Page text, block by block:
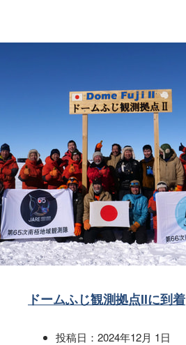
ドームふじ観測拠点IIに到着
投稿日： 2024年12月 1日